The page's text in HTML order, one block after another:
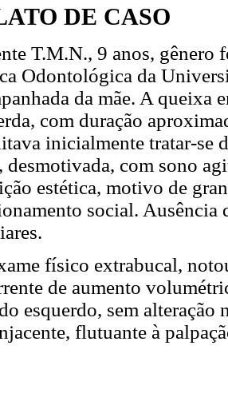
DE CASO
T.M.N., 9 anos, gênero
Odontológica da
da mãe. A queixa
com duração
inicialmente tratar-se
desmotivada, com sono
estética, motivo de
social. Ausência
físico extrabucal,
de aumento
esquerdo, sem alteração
flutuante à